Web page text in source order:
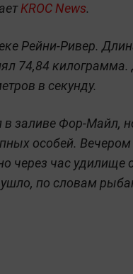
KROC News.
Рейни-Ривер.
74,84
в секунду.
заливе Фор-Майл,
особей. Вечером
через час удилище
по словам